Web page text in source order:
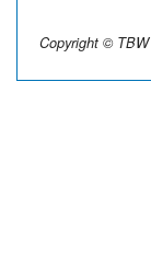
Copyright © TBW